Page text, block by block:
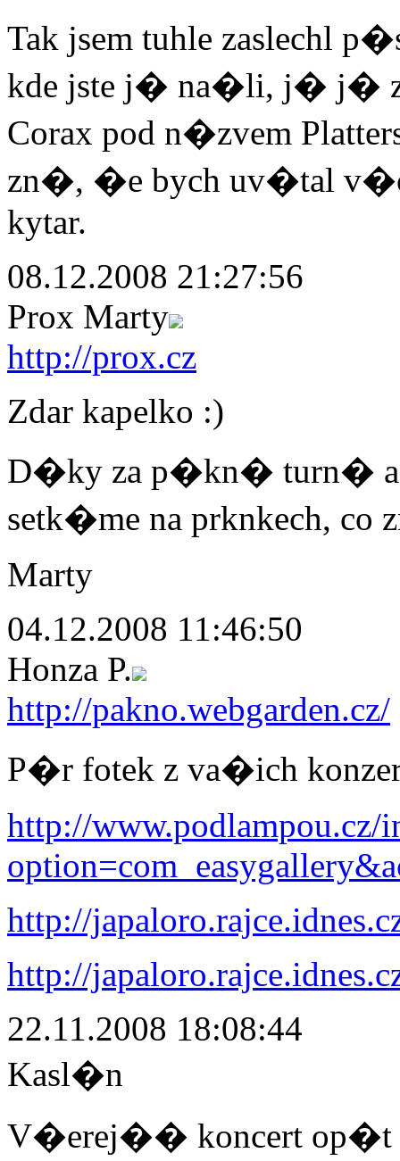
Tak jsem tuhle zaslechl
kde jste j� na�li, j� j�
Corax pod n�zvem
zn�, �e bych uv�tal
kytar.
08.12.2008 21:27:56
Prox Marty
http://prox.cz
Zdar kapelko :)
D�ky za p�kn� turn�
setk�me na prknkech, co
Marty
04.12.2008 11:46:50
Honza P.
http://pakno.webgarden.cz/
P�r fotek z va�ich
http://www.podlampou.cz/
http://
http://
22.11.2008 18:08:44
Kasl�n
V�erej�� koncert op�t